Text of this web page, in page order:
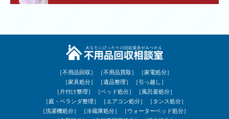
［不用品回収］ ［不用品買取］
［家電処分］
［家具処分］
［遺品整理］
［引っ越し］
［片付け整理］
［ベッド処分］
［風呂釜処分］
［庭・ベランダ整理］
［エアコン処分］
［タンス処分］
［洗濯機処分］
［冷蔵庫処分］
［ウォーターベッド処分］